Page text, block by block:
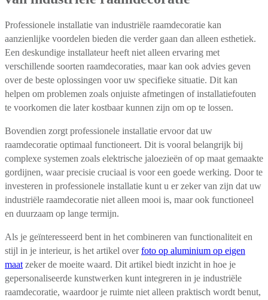
Professionele installatie van industriële raamdecoratie kan
aanzienlijke voordelen bieden die verder gaan dan alleen esthetiek.
Een deskundige installateur heeft niet alleen ervaring met
verschillende soorten raamdecoraties, maar kan ook advies geven
over de beste oplossingen voor uw specifieke situatie. Dit kan
helpen om problemen zoals onjuiste afmetingen of installatiefouten
te voorkomen die later kostbaar kunnen zijn om op te lossen.
Bovendien zorgt professionele installatie ervoor dat uw
raamdecoratie optimaal functioneert. Dit is vooral belangrijk bij
complexe systemen zoals elektrische jaloezieën of op maat gemaakte
gordijnen, waar precisie cruciaal is voor een goede werking. Door te
investeren in professionele installatie kunt u er zeker van zijn dat uw
industriële raamdecoratie niet alleen mooi is, maar ook functioneel
en duurzaam op lange termijn.
Als je geïnteresseerd bent in het combineren van functionaliteit en
stijl in je interieur, is het artikel overfoto op aluminium op eigen
maat zeker de moeite waard. Dit artikel biedt inzicht in hoe je
gepersonaliseerde kunstwerken kunt integreren in je industriële
raamdecoratie, waardoor je ruimte niet alleen praktisch wordt benut,